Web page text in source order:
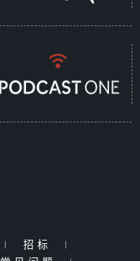
| 招标
|